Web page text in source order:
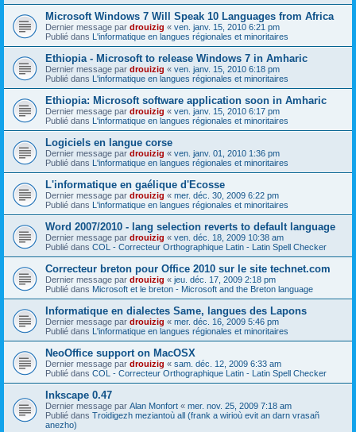
Microsoft Windows 7 Will Speak 10 Languages from Africa
Dernier message par drouizig « ven. janv. 15, 2010 6:21 pm
Publié dans L'informatique en langues régionales et minoritaires
Ethiopia - Microsoft to release Windows 7 in Amharic
Dernier message par drouizig « ven. janv. 15, 2010 6:18 pm
Publié dans L'informatique en langues régionales et minoritaires
Ethiopia: Microsoft software application soon in Amharic
Dernier message par drouizig « ven. janv. 15, 2010 6:17 pm
Publié dans L'informatique en langues régionales et minoritaires
Logiciels en langue corse
Dernier message par drouizig « ven. janv. 01, 2010 1:36 pm
Publié dans L'informatique en langues régionales et minoritaires
L'informatique en gaélique d'Ecosse
Dernier message par drouizig « mer. déc. 30, 2009 6:22 pm
Publié dans L'informatique en langues régionales et minoritaires
Word 2007/2010 - lang selection reverts to default language
Dernier message par drouizig « ven. déc. 18, 2009 10:38 am
Publié dans COL - Correcteur Orthographique Latin - Latin Spell Checker
Correcteur breton pour Office 2010 sur le site technet.com
Dernier message par drouizig « jeu. déc. 17, 2009 2:18 pm
Publié dans Microsoft et le breton - Microsoft and the Breton language
Informatique en dialectes Same, langues des Lapons
Dernier message par drouizig « mer. déc. 16, 2009 5:46 pm
Publié dans L'informatique en langues régionales et minoritaires
NeoOffice support on MacOSX
Dernier message par drouizig « sam. déc. 12, 2009 6:33 am
Publié dans COL - Correcteur Orthographique Latin - Latin Spell Checker
Inkscape 0.47
Dernier message par Alan Monfort « mer. nov. 25, 2009 7:18 am
Publié dans Troidigezh meziantoù all (frank a wirioù evit an darn vrasañ
anezho)